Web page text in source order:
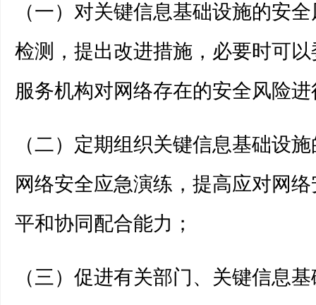
（一）对关键信息基础设施的安
检测，提出改进措施，必要时可
服务机构对网络存在的安全风险
（二）定期组织关键信息基础设
网络安全应急演练，提高应对网
平和协同配合能力；
（三）促进有关部门、关键信息